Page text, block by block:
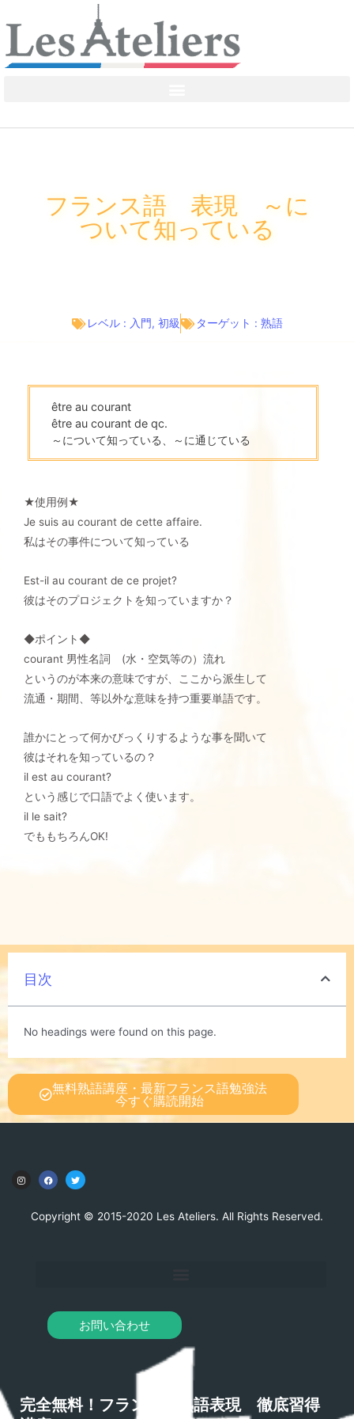
フランス語 表現 ～に
ついて知っている
レベル : 入門, 初級 ターゲット : 熟語
être au courant
être au courant de qc.
～について知っている、～に通じている
★使用例★
Je suis au courant de cette affaire.
私はその事件について知っている
Est-il au courant de ce projet?
彼はそのプロジェクトを知っていますか？
◆ポイント◆
courant 男性名詞 (水・空気等の）流れ
というのが本来の意味ですが、ここから派生して
流通・期間、等以外な意味を持つ重要単語です。
誰かにとって何かびっくりするような事を聞いて
彼はそれを知っているの？
il est au courant?
という感じで口語でよく使います。
il le sait?
でももちろんOK!
目次
No headings were found on this page.
無料熟語講座・最新フランス語勉強法
今すぐ購読開始
Copyright © 2015-2020 Les Ateliers. All Rights Reserved.
お問い合わせ
完全無料！フランス語熟語表現 徹底習得